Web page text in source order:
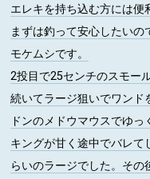
エレキを持ち込む方には便
まずは釣って安心したいの
モケムシです。
2投目で25センチのスモー
続いてラージ狙いでワンド
ドンのメドウマウスでゆ
キングが甘く途中でバレて
らいのラージでした。そ